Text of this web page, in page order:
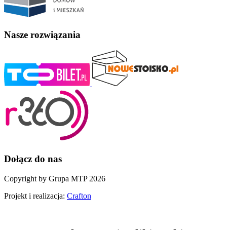
Nasze rozwiązania
Dołącz do nas
Copyright by Grupa MTP 2026
Projekt i realizacja: Crafton